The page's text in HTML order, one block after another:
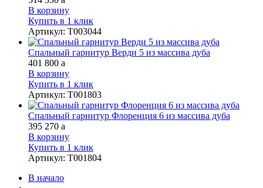
В корзину
Купить в 1 клик
Артикул: Т003044
Спальный гарнитур Верди 5 из массива дуба
401 800 a
В корзину
Купить в 1 клик
Артикул: Т001803
Спальный гарнитур Флоренция 6 из массива дуба
395 270 a
В корзину
Купить в 1 клик
Артикул: Т001804
В начало